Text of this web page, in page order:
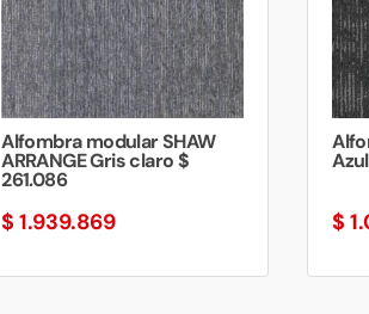
Alfombra modular SHAW
ARRANGE Gris claro $
261.086
$ 1.939.869 $